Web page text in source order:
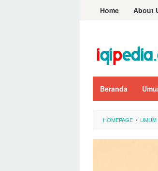
Home About
Beranda
HOMEPAGE / UMUM